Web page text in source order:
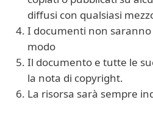
diffusi con qualsiasi
I documenti non
modo
Il documento e tutte le
la nota di copyright.
La risorsa sarà sempre